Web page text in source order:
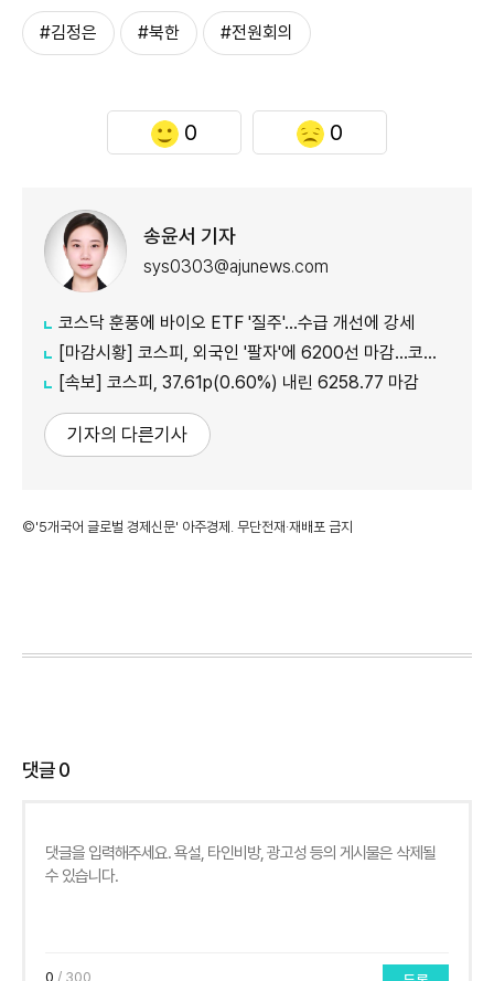
#김정은 #북한 #전원회의
0 0
송윤서 기자
sys0303@ajunews.com
코스닥 훈풍에 바이오 ETF '질주'…수급 개선에 강세
[마감시황] 코스피, 외국인 '팔자'에 6200선 마감…코스닥도 하락
[속보] 코스피, 37.61p(0.60%) 내린 6258.77 마감
기자의 다른기사
©'5개국어 글로벌 경제신문' 아주경제. 무단전재·재배포 금지
댓글0
0 / 300